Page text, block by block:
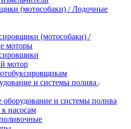
(мотособаки) / Лодочные
(мотособаки) /
моторы
мотор
и системы полива
оборудование и системы полива
к насосам